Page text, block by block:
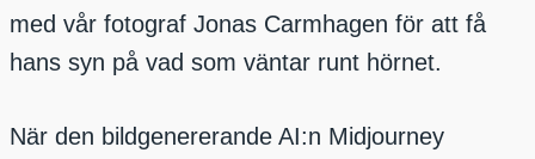
med vår fotograf Jonas Carmhagen för att få
hans syn på vad som väntar runt hörnet.
När den bildgenererande AI:n Midjourney